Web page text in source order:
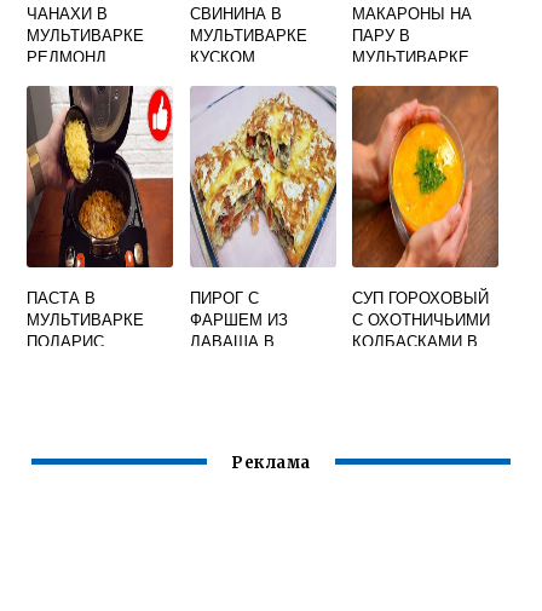
ЧАНАХИ В
МУЛЬТИВАРКЕ
РЕДМОНД
СВИНИНА В
МУЛЬТИВАРКЕ
КУСКОМ
ЗАПЕЧЕННАЯ
МАКАРОНЫ НА
ПАРУ В
МУЛЬТИВАРКЕ
ПАСТА В
МУЛЬТИВАРКЕ
ПОЛАРИС
ПИРОГ С
ФАРШЕМ ИЗ
ЛАВАША В
СУП ГОРОХОВЫЙ
С ОХОТНИЧЬИМИ
КОЛБАСКАМИ В
Реклама